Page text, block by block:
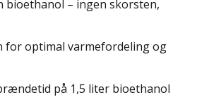
bioethanol – ingen skorsten,
for optimal varmefordeling og
på 1,5 liter bioethanol